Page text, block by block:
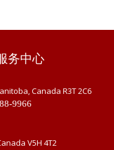
务中心
Canada R3T 2C6
9966
V5H 4T2